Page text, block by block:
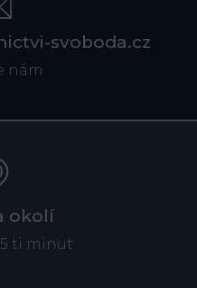
svoboda.cz
nám
okolí
ti minut